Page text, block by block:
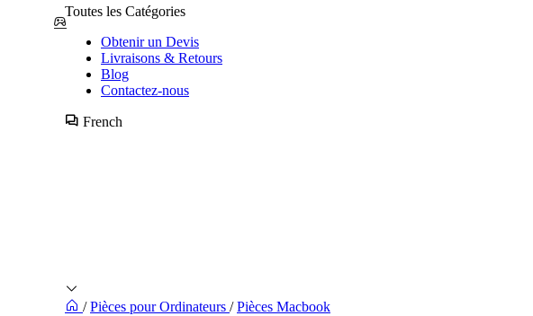
Toutes les Catégories
Obtenir un Devis
Livraisons & Retours
Blog
Contactez-nous
French
/ Pièces pour Ordinateurs / Pièces Macbook